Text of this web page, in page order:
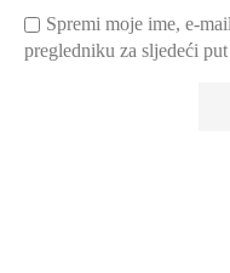
Spremi moje ime, e-
pregledniku za sljedeći